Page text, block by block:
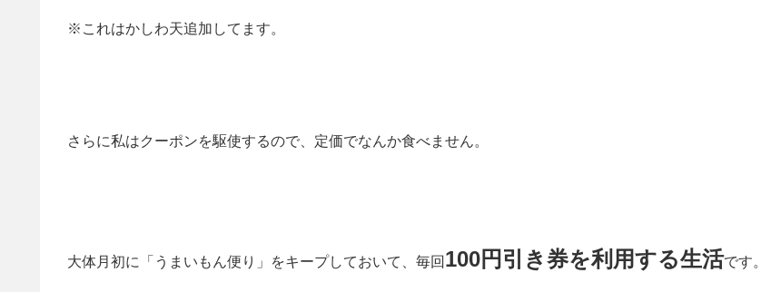
※これはかしわ天追加してます。
さらに私はクーポンを駆使するので、定価でなんか食べません。
大体月初に「うまいもん便り」をキープしておいて、毎回 100円引き券を利用する生活です。